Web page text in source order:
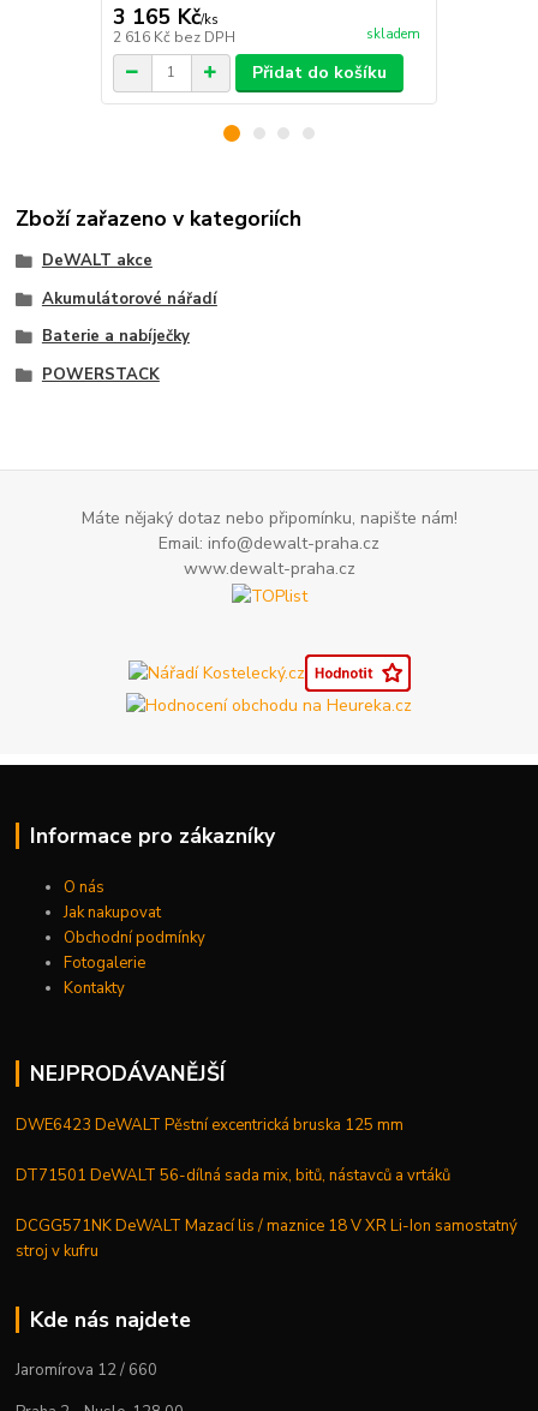
3 165 Kč/ks
2 616 Kč bez DPH skladem
Přidat do košíku
Zboží zařazeno v kategoriích
DeWALT akce
Akumulátorové nářadí
Baterie a nabíječky
POWERSTACK
Máte nějaký dotaz nebo připomínku, napište nám!
Email: info@dewalt-praha.cz
www.dewalt-praha.cz
Informace pro zákazníky
O nás
Jak nakupovat
Obchodní podmínky
Fotogalerie
Kontakty
NEJPRODÁVANĚJŠÍ
DWE6423 DeWALT Pěstní excentrická bruska 125 mm
DT71501 DeWALT 56-dílná sada mix, bitů, nástavců a vrtáků
DCGG571NK DeWALT Mazací lis / maznice 18 V XR Li-Ion samostatný
stroj v kufru
Kde nás najdete
Jaromírova 12 / 660